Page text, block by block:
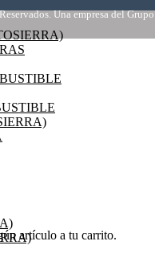
Una empresa del Grupo
artículo a tu carrito.